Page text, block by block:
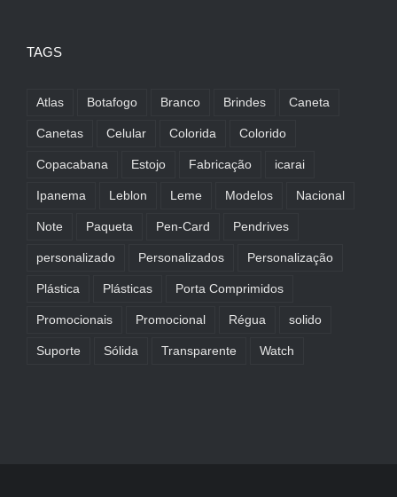
TAGS
Atlas Botafogo Branco Brindes Caneta
Canetas Celular Colorida Colorido
Copacabana Estojo Fabricação icarai
Ipanema Leblon Leme Modelos Nacional
Note Paqueta Pen-Card Pendrives
personalizado Personalizados Personalização
Plástica Plásticas Porta Comprimidos
Promocionais Promocional Régua solido
Suporte Sólida Transparente Watch